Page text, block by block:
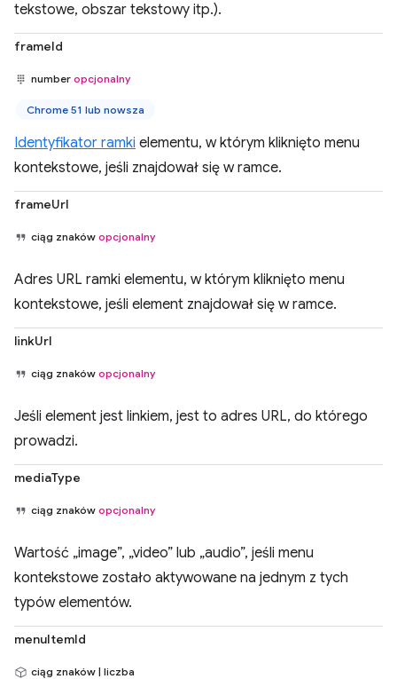
tekstowe, obszar tekstowy itp.).
frameId
number opcjonalny
Chrome 51 lub nowsza
Identyfikator ramki elementu, w którym kliknięto menu
kontekstowe, jeśli znajdował się w ramce.
frameUrl
ciąg znaków opcjonalny
Adres URL ramki elementu, w którym kliknięto menu
kontekstowe, jeśli element znajdował się w ramce.
linkUrl
ciąg znaków opcjonalny
Jeśli element jest linkiem, jest to adres URL, do którego
prowadzi.
mediaType
ciąg znaków opcjonalny
Wartość „image”, „video” lub „audio”, jeśli menu
kontekstowe zostało aktywowane na jednym z tych
typów elementów.
menuItemId
ciąg znaków | liczba